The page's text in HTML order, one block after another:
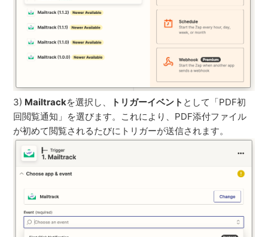
3) Mailtrackを選択し、 トリガーイベント として「PDF初
回閲覧通知」を選びます。これにより、PDF添付ファイル
が初めて閲覧されるたびにトリガーが送信されます。